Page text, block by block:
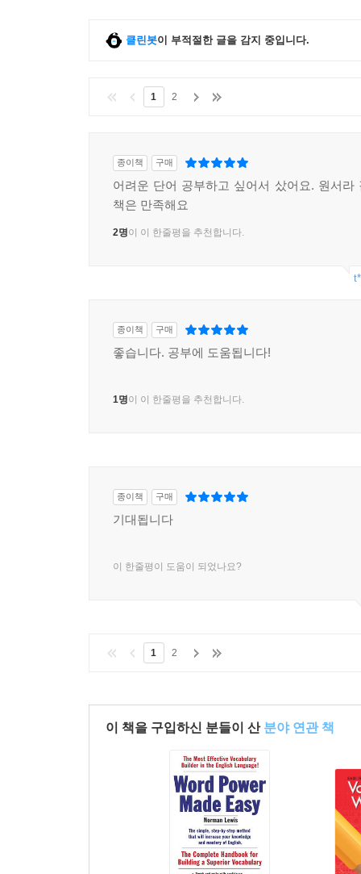
클린봇이 부적절한 글을 감지 중입니다.
1 2
종이책 구매
어려운 단어 공부하고 싶어서 샀어요. 원서라
책은 만족해요
2명이 이 한줄평을 추천합니다.
종이책 구매
좋습니다. 공부에 도움됩니다!
1명이 이 한줄평을 추천합니다.
종이책 구매
기대됩니다
이 한줄평이 도움이 되었나요?
1 2
이 책을 구입하신 분들이 산 분야 연관 책